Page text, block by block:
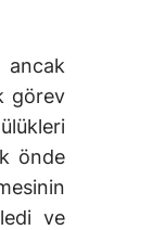
ancak
görev
önde
ve